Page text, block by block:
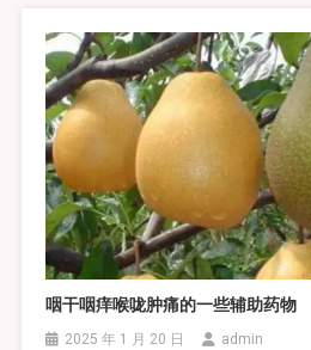
咽干咽痒喉咙肿痛的一些辅助药物
2025 年 1 月 20 日 admin